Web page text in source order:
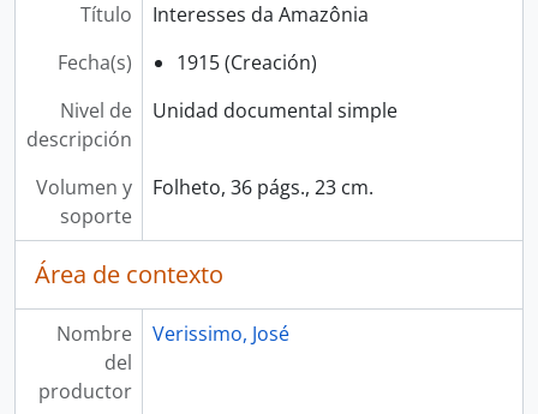
Título
Interesses da Amazônia
Fecha(s)
1915 (Creación)
Nivel de
descripción
Unidad documental simple
Volumen y
soporte
Folheto, 36 págs., 23 cm.
Área de contexto
Nombre
del
productor
Verissimo, José